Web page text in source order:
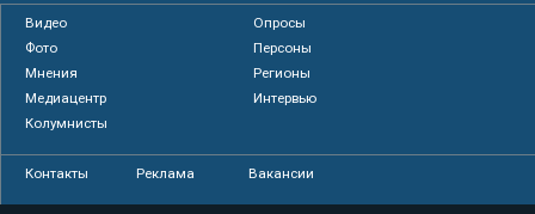
Видео
Опросы
Фото
Персоны
Мнения
Регионы
Медиацентр
Интервью
Колумнисты
Контакты Реклама Вакансии